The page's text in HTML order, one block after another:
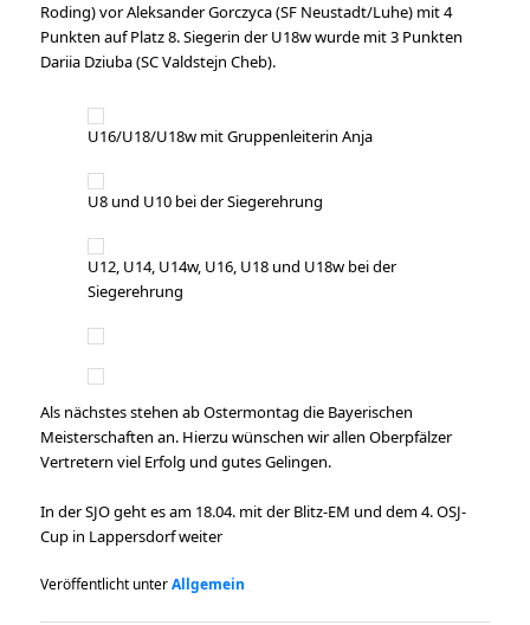
Roding) vor Aleksander Gorczyca (SF Neustadt/Luhe) mit 4
Punkten auf Platz 8. Siegerin der U18w wurde mit 3 Punkten
Dariia Dziuba (SC Valdstejn Cheb).
U16/U18/U18w mit Gruppenleiterin Anja
U8 und U10 bei der Siegerehrung
U12, U14, U14w, U16, U18 und U18w bei der
Siegerehrung
Als nächstes stehen ab Ostermontag die Bayerischen
Meisterschaften an. Hierzu wünschen wir allen Oberpfälzer
Vertretern viel Erfolg und gutes Gelingen.
In der SJO geht es am 18.04. mit der Blitz-EM und dem 4. OSJ-
Cup in Lappersdorf weiter
Veröffentlicht unterAllgemein